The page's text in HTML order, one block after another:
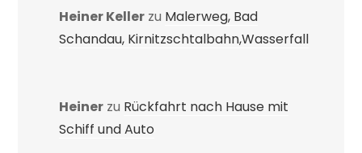
Heiner Keller zu Malerweg, Bad
Schandau, Kirnitzschtalbahn,Wasserfall
Heiner zu Rückfahrt nach Hause mit
Schiff und Auto